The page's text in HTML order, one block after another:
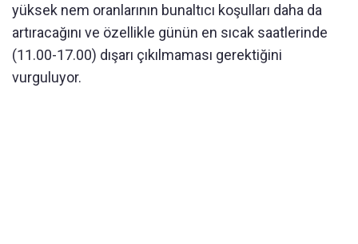
yüksek nem oranlarının bunaltıcı koşulları daha da
artıracağını ve özellikle günün en sıcak saatlerinde
(11.00-17.00) dışarı çıkılmaması gerektiğini
vurguluyor.